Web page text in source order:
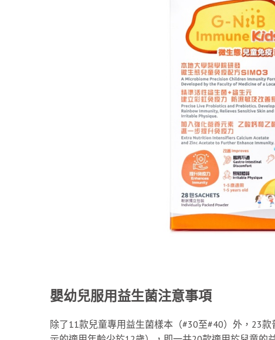
嬰幼兒服用益生菌注意事項
除了11款兒童專用益生菌樣本（#30至#40）外，23